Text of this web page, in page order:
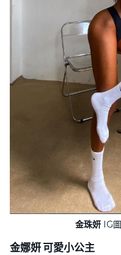
金珠妍 IG
金娜妍 可愛小公主